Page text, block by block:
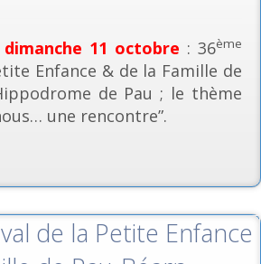
11 octobre : 36ème
Enfance & de la Famille de
de Pau ; le thème
une rencontre”.
de la Petite Enfance